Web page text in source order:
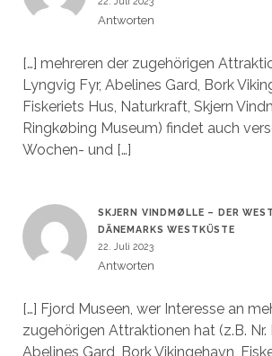
Antworten
[…] mehreren der zugehörigen
Lyngvig Fyr, Abelines Gard, Bork
Fiskeriets Hus, Naturkraft, Skjern
Ringkøbing Museum) findet auch
Wochen- und […]
SKJERN VINDMØLLE – DER
DÄNEMARKS WESTKÜSTE
22. Juli 2023
Antworten
[…] Fjord Museen, wer Interesse an
zugehörigen Attraktionen hat (z.B. Nr.
Abelines Gard, Bork Vikingehavn,